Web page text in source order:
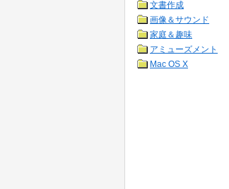
文書作成
画像＆サウンド
家庭＆趣味
アミューズメント
Mac OS X